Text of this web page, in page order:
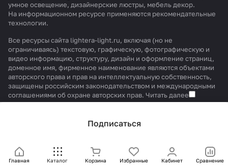
Подписаться
Главная Каталог Корзина Избранные Кабинет Сравнение
умное освещение, дизайнерские люстры, мебель декор.
На информационном ресурсе применяются рекомендательные
технологии.
Все ресурсы сайта lightera-light.ru, включая (но не
ограничиваясь) текстовую, графическую, фотографическую и
видео информацию, структуру, дизайн и оформление страниц,
доменное имя, фирменное наименование являются объектами
авторского права и прав на интеллектуальную собственность,
защищены российским законодательством и международными
соглашениями об охране авторских прав. Читать далее